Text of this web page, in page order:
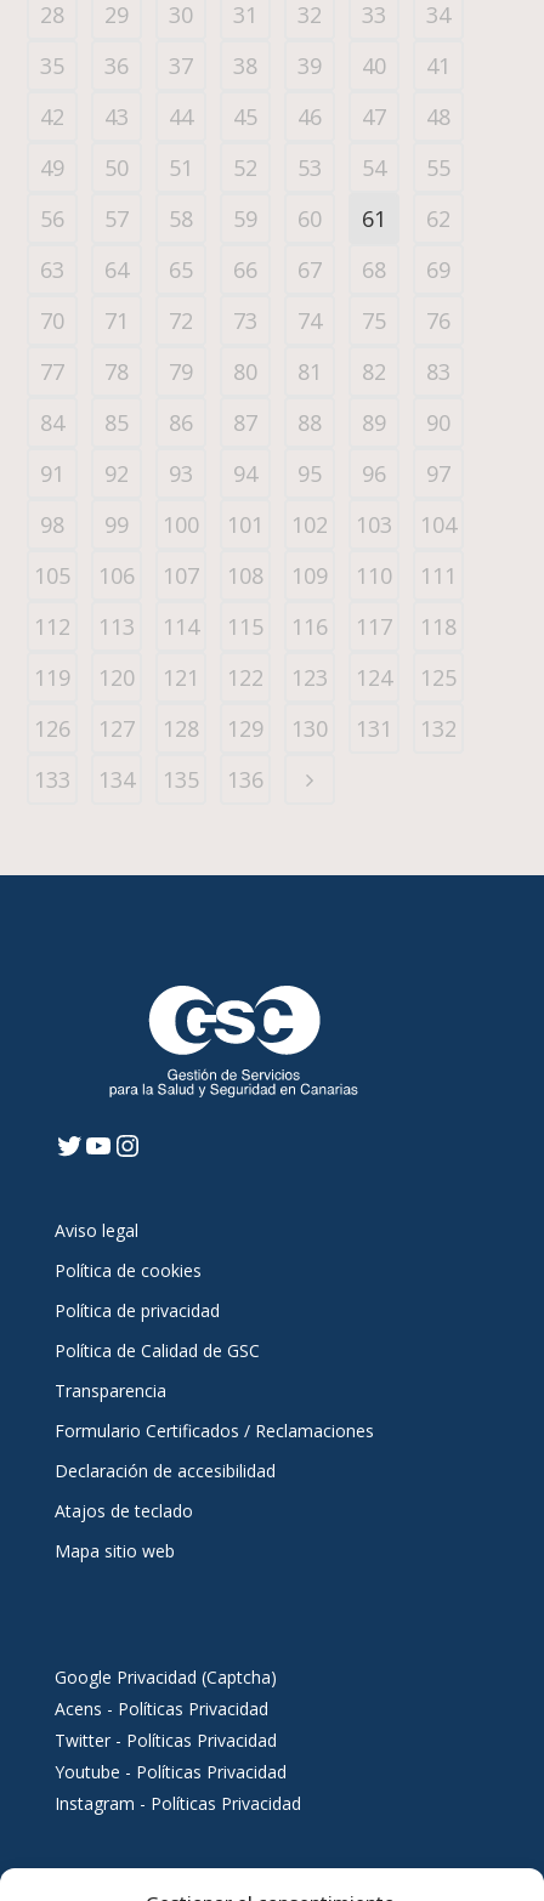
28
29 30 31 32 33
34
35
36 37 38 39 40
41
42
43 44 45 46 47
48
49
50 51 52 53 54
55
56
57 58 59 60 61
62
63
64 65 66 67 68
69
70
71 72 73 74 75
76
77
78 79 80 81 82
83
84
85 86 87 88 89
90
91
92 93 94 95 96
97
98
99 100 101 102 103
104
105
106 107 108 109 110
111
112
113 114 115 116 117
118
119
120 121 122 123 124
125
126
127 128 129 130 131
132
133
134 135 136
Twitter
YouTube
Instagram
Aviso legal
Política de cookies
Política de privacidad
Política de Calidad de GSC
Transparencia
Formulario Certificados / Reclamaciones
Declaración de accesibilidad
Atajos de teclado
Mapa sitio web
Google Privacidad (Captcha)
Acens - Políticas Privacidad
Twitter - Políticas Privacidad
Youtube - Políticas Privacidad
Instagram - Políticas Privacidad